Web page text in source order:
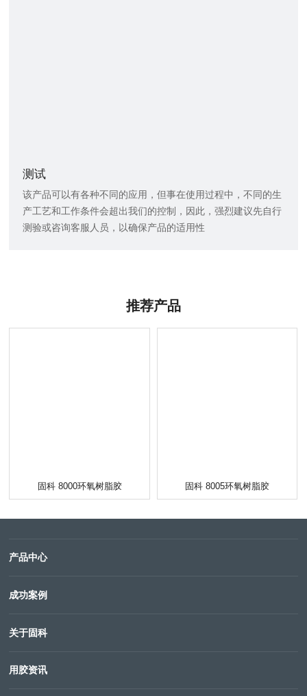
测试
该产品可以有各种不同的应用，但事在使用过程中，不同的生
产工艺和工作条件会超出我们的控制，因此，强烈建议先自行
测验或咨询客服人员，以确保产品的适用性
推荐产品
固科 8000环氧树脂胶 固科 8005环氧树脂胶
产品中心
成功案例
关于固科
用胶资讯